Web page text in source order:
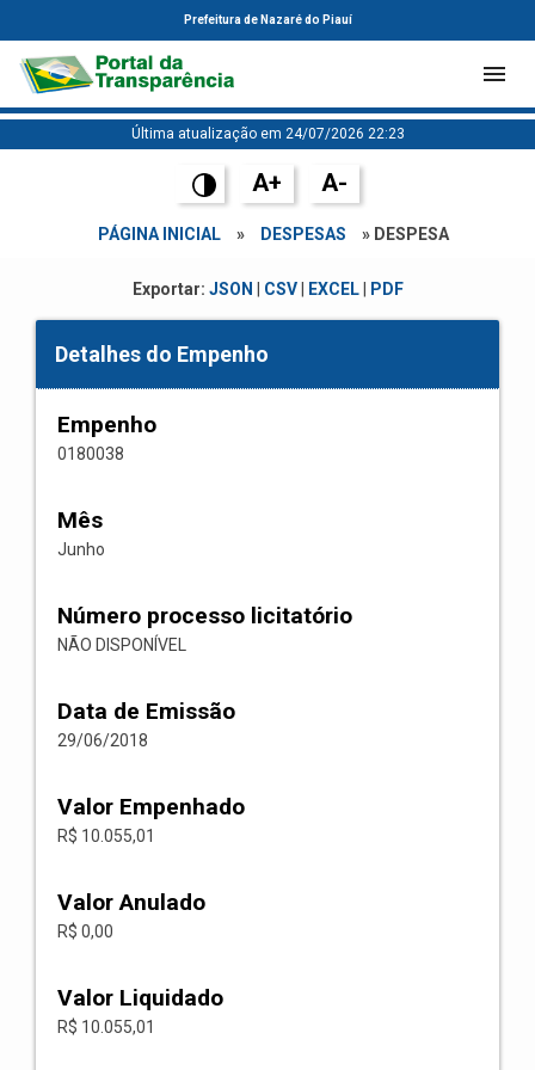
Prefeitura de Nazaré do Piauí
Última atualização em 24/07/2026 22:23
A+ A-
PÁGINA INICIAL » DESPESAS » DESPESA
Exportar: JSON CSV| EXCEL| PDF
Detalhes do Empenho
Empenho
0180038
Mês
Junho
Número processo licitatório
NÃO DISPONÍVEL
Data de Emissão
29/06/2018
Valor Empenhado
R$ 10.055,01
Valor Anulado
R$ 0,00
Valor Liquidado
R$ 10.055,01